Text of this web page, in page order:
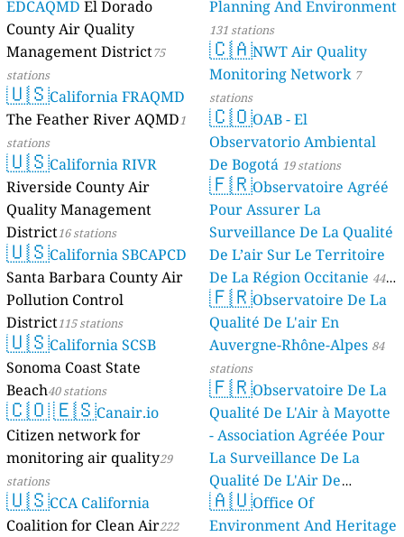
EDCAQMD El Dorado
County Air Quality
Management District75
stations
🇺🇸California FRAQMD
The Feather River AQMD1
stations
🇺🇸California RIVR
Riverside County Air
Quality Management
District16 stations
🇺🇸California SBCAPCD
Santa Barbara County Air
Pollution Control
District115 stations
🇺🇸California SCSB
Sonoma Coast State
Beach40 stations
🇨🇴🇪🇸Canair.io
Citizen network for
monitoring air quality29
stations
🇺🇸CCA California
Coalition for Clean Air222
Planning And Environment
131 stations
🇨🇦NWT Air Quality
Monitoring Network 7
stations
🇨🇴OAB - El
Observatorio Ambiental
De Bogotá 19 stations
🇫🇷Observatoire Agréé
Pour Assurer La
Surveillance De La Qualité
De L’air Sur Le Territoire
De La Région Occitanie 44
stations
🇫🇷Observatoire De La
Qualité De L'air En
Auvergne-Rhône-Alpes 84
stations
🇫🇷Observatoire De La
Qualité De L'Air à Mayotte
- Association Agréée Pour
La Surveillance De La
Qualité De L'Air De
Mayotte 4 stations
🇦🇺Office Of
Environment And Heritage